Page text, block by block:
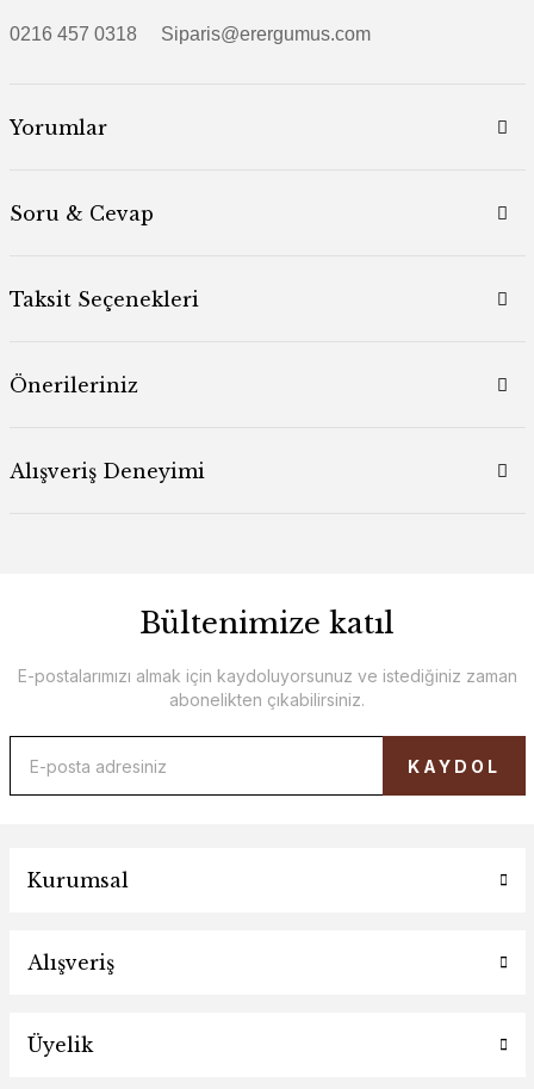
0216 457 0318 Siparis@erergumus.com
Yorumlar
Soru & Cevap
Taksit Seçenekleri
Önerileriniz
Alışveriş Deneyimi
Bültenimize katıl
E-postalarımızı almak için kaydoluyorsunuz ve istediğiniz zaman
abonelikten çıkabilirsiniz.
KAYDOL
Kurumsal
Alışveriş
Üyelik